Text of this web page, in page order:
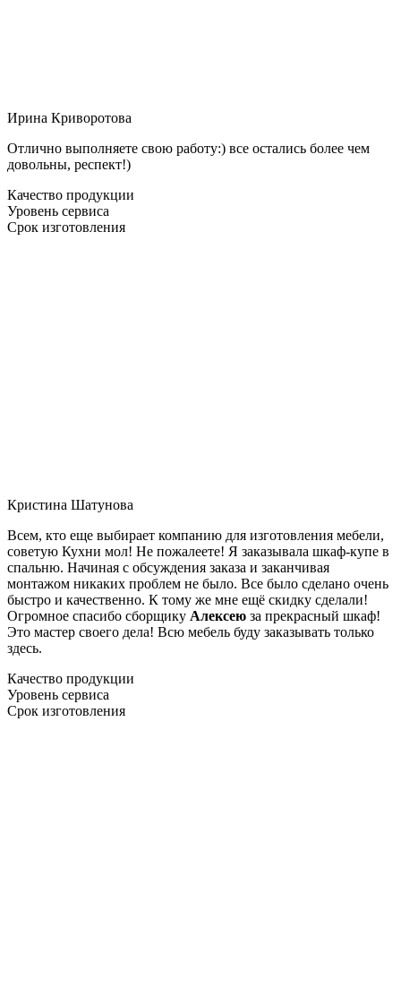
Ирина Криворотова
Отлично выполняете свою работу:) все остались более чем
довольны, респект!)
Качество продукции
Уровень сервиса
Срок изготовления
Кристина Шатунова
Всем, кто еще выбирает компанию для изготовления мебели,
советую Кухни мол! Не пожалеете! Я заказывала шкаф-купе в
спальню. Начиная с обсуждения заказа и заканчивая
монтажом никаких проблем не было. Все было сделано очень
быстро и качественно. К тому же мне ещё скидку сделали!
Огромное спасибо сборщику Алексею за прекрасный шкаф!
Это мастер своего дела! Всю мебель буду заказывать только
здесь.
Качество продукции
Уровень сервиса
Срок изготовления